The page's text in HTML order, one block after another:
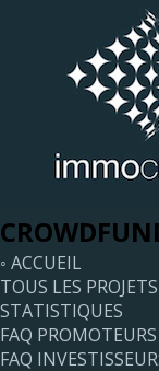
◦ ACCUEIL
TOUS LES PROJETS
STATISTIQUES
FAQ PROMOTEURS
FAQ